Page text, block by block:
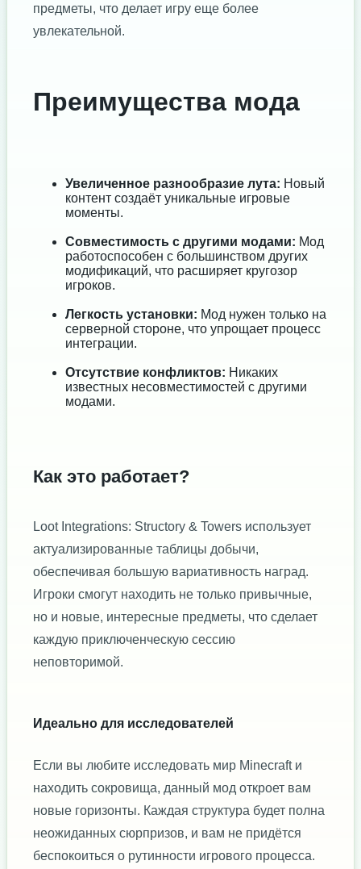
предметы, что делает игру еще более
увлекательной.
Преимущества мода
Увеличенное разнообразие лута: Новый
контент создаёт уникальные игровые
моменты.
Совместимость с другими модами: Мод
работоспособен с большинством других
модификаций, что расширяет кругозор
игроков.
Легкость установки: Мод нужен только на
серверной стороне, что упрощает процесс
интеграции.
Отсутствие конфликтов: Никаких
известных несовместимостей с другими
модами.
Как это работает?
Loot Integrations: Structory & Towers использует
актуализированные таблицы добычи,
обеспечивая большую вариативность наград.
Игроки смогут находить не только привычные,
но и новые, интересные предметы, что сделает
каждую приключенческую сессию
неповторимой.
Идеально для исследователей
Если вы любите исследовать мир Minecraft и
находить сокровища, данный мод откроет вам
новые горизонты. Каждая структура будет полна
неожиданных сюрпризов, и вам не придётся
беспокоиться о рутинности игрового процесса.